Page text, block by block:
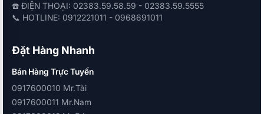
☎️ ĐIỆN THOẠI: 02383.59.58.59 - 02383.59.5555
📞 HOTLINE: 0912221011 - 0968691011
Đặt Hàng Nhanh
Bán Hàng Trực Tuyến
0917600010 Mr.Tài
0917600011 Mr.Nam